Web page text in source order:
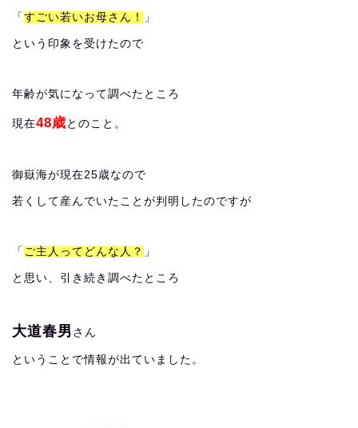
「 すごい若いお母さん！ 」
という印象を受けたので
年齢が気になって調べたところ
現在48歳 とのこと。
御嶽海が現在25歳なので
若くして産んでいたことが判明したのですが
「 ご主人ってどんな人？ 」
と思い、引き続き調べたところ
大道春男 さん
ということで情報が出ていました。